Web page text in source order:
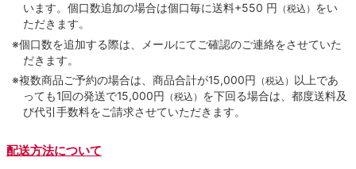
います。個口数追加の場合は個口毎に送料+550 円 （税込） をい
ただきます。
※個口数を追加する際は、メールにてご確認のご連絡をさせていた
だきます。
※複数商品ご予約の場合は、商品合計が15,000円 （税込） 以上であ
っても1回の発送で15,000円 （税込） を下回る場合は、都度送料及
び代引手数料をご請求させていただきます。
配送方法について